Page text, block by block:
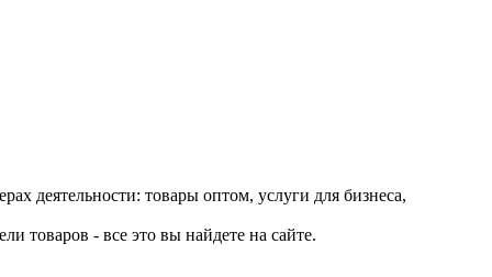
деятельности: товары оптом, услуги для бизнеса,
товаров - все это вы найдете на сайте.